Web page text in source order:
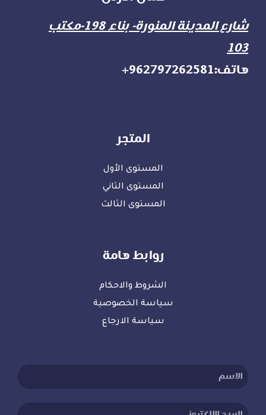
شارع المدينة المنورة- بناء 198-مكتب
103
هاتف:962797262581+
المتجر
المستوى الأول
المستوى الثاني
المستوى الثالث
روابط هامة
الشروط والاحكام
سياسة الخصوصية
سياسة الارجاع